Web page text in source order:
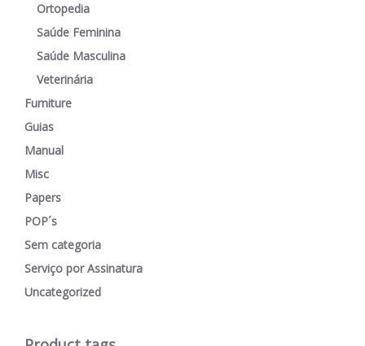
Ortopedia
Saúde Feminina
Saúde Masculina
Veterinária
Furniture
Guias
Manual
Misc
Papers
POP´s
Sem categoria
Serviço por Assinatura
Uncategorized